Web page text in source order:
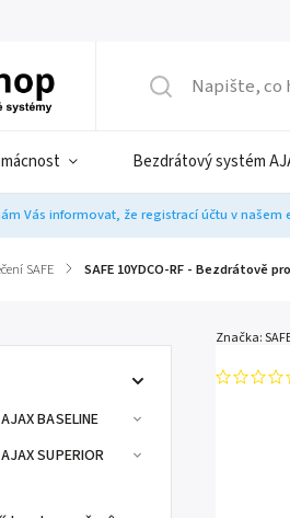
Bezdrátový systém
Vás informovat, že registrací účtu v našem
SAFE / SAFE 10YDCO-RF - Bezdrátově
BASELINE
SUPERIOR
Značka: